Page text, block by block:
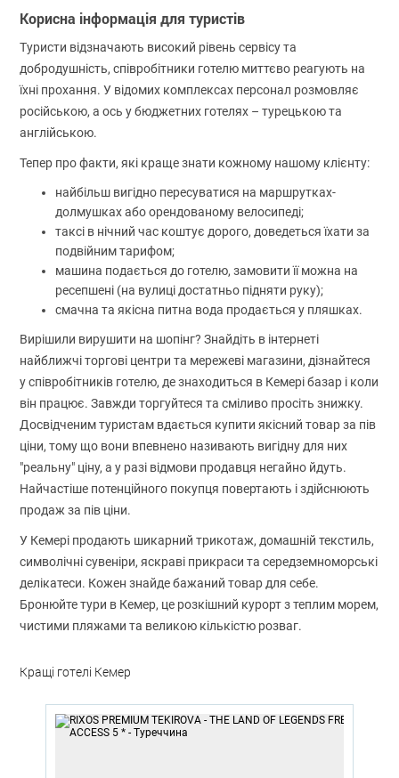
Корисна інформація для туристів
Туристи відзначають високий рівень сервісу та
добродушність, співробітники готелю миттєво реагують на
їхні прохання. У відомих комплексах персонал розмовляє
російською, а ось у бюджетних готелях – турецькою та
англійською.
Тепер про факти, які краще знати кожному нашому клієнту:
найбільш вигідно пересуватися на маршрутках-
долмушках або орендованому велосипеді;
таксі в нічний час коштує дорого, доведеться їхати за
подвійним тарифом;
машина подається до готелю, замовити її можна на
ресепшені (на вулиці достатньо підняти руку);
смачна та якісна питна вода продається у пляшках.
Вирішили вирушити на шопінг? Знайдіть в інтернеті
найближчі торгові центри та мережеві магазини, дізнайтеся
у співробітників готелю, де знаходиться в Кемері базар і коли
він працює. Завжди торгуйтеся та сміливо просіть знижку.
Досвідченим туристам вдається купити якісний товар за пів
ціни, тому що вони впевнено називають вигідну для них
"реальну" ціну, а у разі відмови продавця негайно йдуть.
Найчастіше потенційного покупця повертають і здійснюють
продаж за пів ціни.
У Кемері продають шикарний трикотаж, домашній текстиль,
символічні сувеніри, яскраві прикраси та середземноморські
делікатеси. Кожен знайде бажаний товар для себе.
Бронюйте тури в Кемер, це розкішний курорт з теплим морем,
чистими пляжами та великою кількістю розваг.
Кращі готелі Кемер